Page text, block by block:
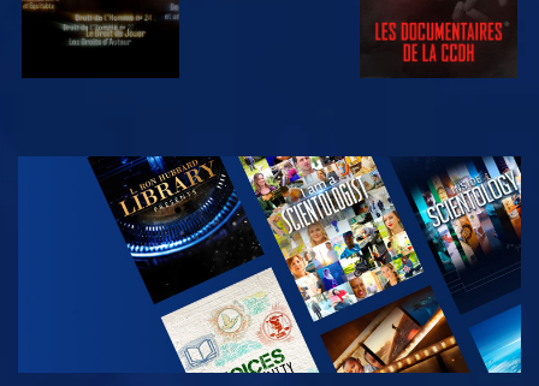
REGARDER
DÉCOUVRIR
LES SÉRIES